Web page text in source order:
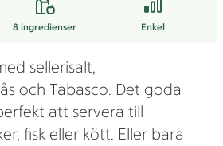
8 ingredienser Enkel
sellerisalt,
och Tabasco. Det goda
att servera till
fisk eller kött. Eller bara